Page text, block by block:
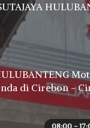
08:00 -
CIREBON TIMUR, Ds. Babakan gebang cirebon Gebang
di Cirebon -